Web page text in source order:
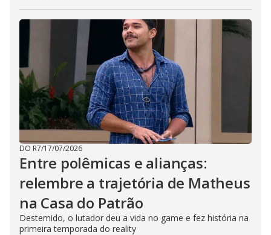
DO R7/17/07/2026
Entre polêmicas e alianças:
relembre a trajetória de Matheus
na Casa do Patrão
Destemido, o lutador deu a vida no game e fez história na
primeira temporada do reality